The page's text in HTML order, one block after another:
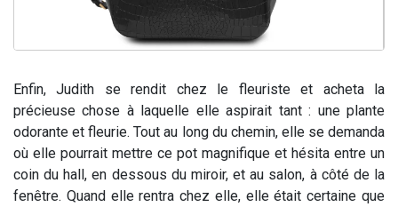
Enfin, Judith se rendit chez le fleuriste et acheta la
précieuse chose à laquelle elle aspirait tant : une plante
odorante et fleurie. Tout au long du chemin, elle se demanda
où elle pourrait mettre ce pot magnifique et hésita entre un
coin du hall, en dessous du miroir, et au salon, à côté de la
fenêtre. Quand elle rentra chez elle, elle était certaine que